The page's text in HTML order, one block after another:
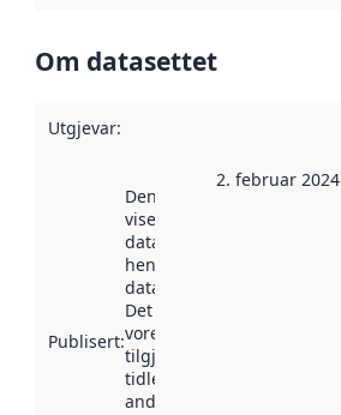
Om datasettet
Utgjevar:
Publisert:
Denne datoen
viser når
datasettet vart
henta inn av
data.norge.no.
Det kan ha
vore
tilgjengeleg
tidlegare
andre stader.
2. februar 2024